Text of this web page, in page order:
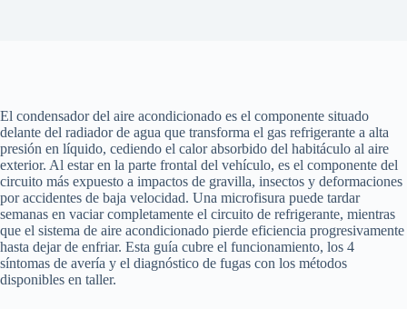
El condensador del aire acondicionado es el componente situado
delante del radiador de agua que transforma el gas refrigerante a alta
presión en líquido, cediendo el calor absorbido del habitáculo al aire
exterior. Al estar en la parte frontal del vehículo, es el componente del
circuito más expuesto a impactos de gravilla, insectos y deformaciones
por accidentes de baja velocidad. Una microfisura puede tardar
semanas en vaciar completamente el circuito de refrigerante, mientras
que el sistema de aire acondicionado pierde eficiencia progresivamente
hasta dejar de enfriar. Esta guía cubre el funcionamiento, los 4
síntomas de avería y el diagnóstico de fugas con los métodos
disponibles en taller.